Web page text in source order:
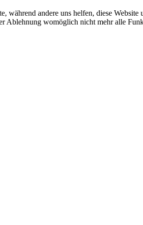
andere uns helfen, diese
Ablehnung womöglich nicht mehr alle